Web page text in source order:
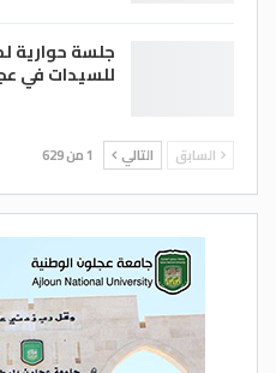
جلسة حوارية
للسيدات في
السابق التالي 1 من 629